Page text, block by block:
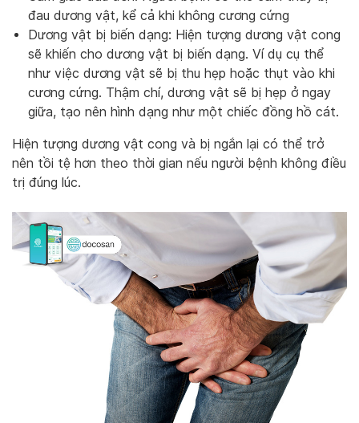
đau dương vật, kể cả khi không cương cứng
Dương vật bị biến dạng: Hiện tượng dương vật cong
sẽ khiến cho dương vật bị biến dạng. Ví dụ cụ thể
như việc dương vật sẽ bị thu hẹp hoặc thụt vào khi
cương cứng. Thậm chí, dương vật sẽ bị hẹp ở ngay
giữa, tạo nên hình dạng như một chiếc đồng hồ cát.
Hiện tượng dương vật cong và bị ngắn lại có thể trở
nên tồi tệ hơn theo thời gian nếu người bệnh không điều
trị đúng lúc.